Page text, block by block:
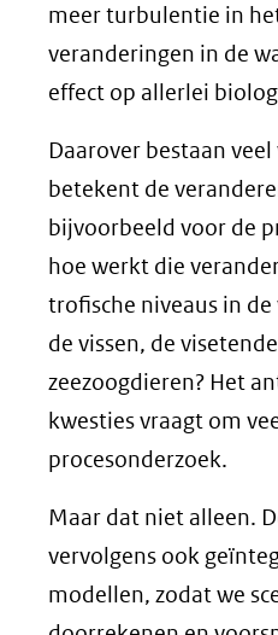
meer turbulentie in
veranderingen in de
effect op allerlei
Daarover bestaan
betekent de
bijvoorbeeld voor de
hoe werkt die
trofische niveaus in
de vissen, de
zeezoogdieren? Het
kwesties vraagt om
procesonderzoek.
Maar dat niet alleen.
vervolgens ook
modellen, zodat we